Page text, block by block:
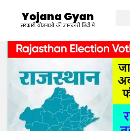
Yojana Gyan
सरकारी योजनाओ की जानकारी हिंदी में